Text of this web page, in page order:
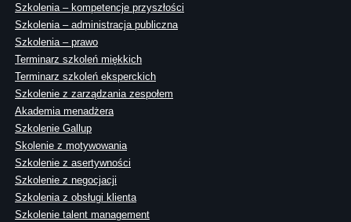
Szkolenia – kompetencje przyszłości
Szkolenia – administracja publiczna
Szkolenia – prawo
Terminarz szkoleń miękkich
Terminarz szkoleń eksperckich
Szkolenie z zarządzania zespołem
Akademia menadżera
Szkolenie Gallup
Skolenie z motywowania
Szkolenie z asertywności
Szkolenie z negocjacji
Szkolenia z obsługi klienta
Szkolenie talent management